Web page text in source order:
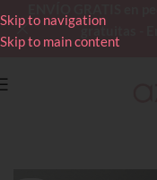
Skip to navigation
Skip to main content
gratuitas -